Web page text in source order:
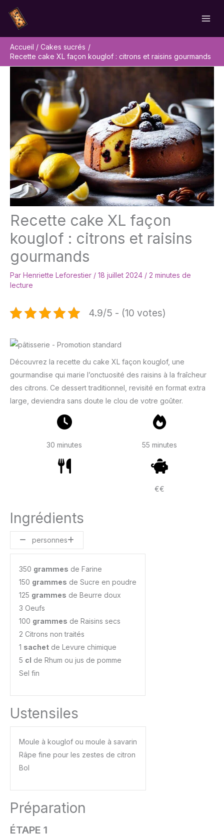
contenu
Accueil
Cakes sucrés
Recette cake XL façon kouglof : citrons et raisins gourmands
Recette cake XL façon
kouglof : citrons et raisins
gourmands
Par Henriette Leforestier / 18 juillet 2024 / 2 minutes de
lecture
4.9/5 - (10 votes)
Découvrez la recette du cake XL façon kouglof, une
gourmandise qui marie l’onctuosité des raisins à la fraîcheur
des citrons. Ce dessert traditionnel, revisité en format extra
large, deviendra sans doute le clou de votre goûter.
30 minutes 55 minutes
€€
Ingrédients
personnes
350 grammes de Farine
150 grammes de Sucre en poudre
125 grammes de Beurre doux
3 Oeufs
100 grammes de Raisins secs
2 Citrons non traités
1 sachet de Levure chimique
5 cl de Rhum ou jus de pomme
Sel fin
Ustensiles
Moule à kouglof ou moule à savarin
Râpe fine pour les zestes de citron
Bol
Préparation
ÉTAPE 1
Rechercher